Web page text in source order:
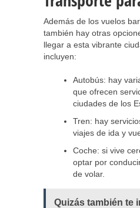
Además de los vuelos
también hay otras
llegar a esta vibrante
incluyen:
Autobús: hay
que ofrecen
ciudades de los
Tren: hay
viajes de ida y
Coche: si vive
optar por
de volar.
Quizás también te